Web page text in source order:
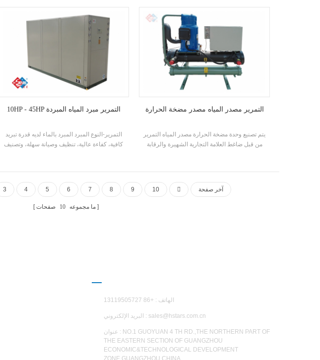
الهواء النظام؛ سعة التبريد كافية، والكفاءة مرتفعة،
R407C التبريد وكفاءة الطاقة الصف يصل إلى 2
مستويات
10HP - 45HP التمرير مبرد المياه المبردة
التمرير-النوع المبرد المبرد بالماء لديه قدرة تبريد
كافية، كفاءة عالية، تنظيف وصيانة سهلة، وتصنيف
ومناسبة للمكاتب الصغيرة والمتوسطة الحجم، ورش
عمل المصنع، والفنادق، والفيلات، إلخ
التمرير مصدر المياه مصدر مضخة الحرارة
يتم تصنيع وحدة مضخة الحرارة مصدر المياه التمرير
من قبل ضاغط العلامة التجارية الشهيرة والرقابة
3 4 5 6 7 8 9 10 آخر صفحة
ما مجموعه 10 صفحات
الهاتف : +86 13119505727
البريد الإلكتروني : sales@hstars.com.cn
عنوان : NO.1 GUOYUAN 4 TH RD.,THE NORTHERN PART OF
THE EASTERN SECTION OF GUANGZHOU
ECONOMIC&TECHNOLOGICAL DEVELOPMENT
ZONE,GUANGZHOU,CHINA